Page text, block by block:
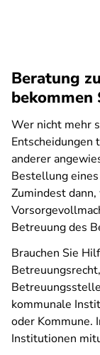
Beratung
bekommen
Wer nicht mehr
Entscheidungen
anderer
Bestellung
Zumindest
Betreuung des
Brauchen Sie
kommunale
oder Kommune.
Institutionen